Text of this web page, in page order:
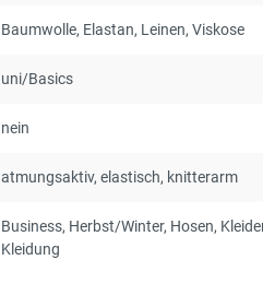
Baumwolle, Elastan, Leinen, Viskose
uni/Basics
nein
atmungsaktiv, elastisch, knitterarm
Business, Herbst/Winter, Hosen,
Kleidung